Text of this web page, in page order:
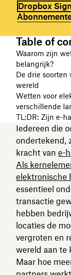
Dropbox
Table of
Waarom zijn
belangrijk?
De drie
wereld
Wetten voor
verschillende
TL;DR: Zijn e-
Iedereen die
ondertekend,
kracht van e-
Als
elektronische
essentieel
transactie
hebben
locaties de
vergroten en
wereld aan te
Maar hoe